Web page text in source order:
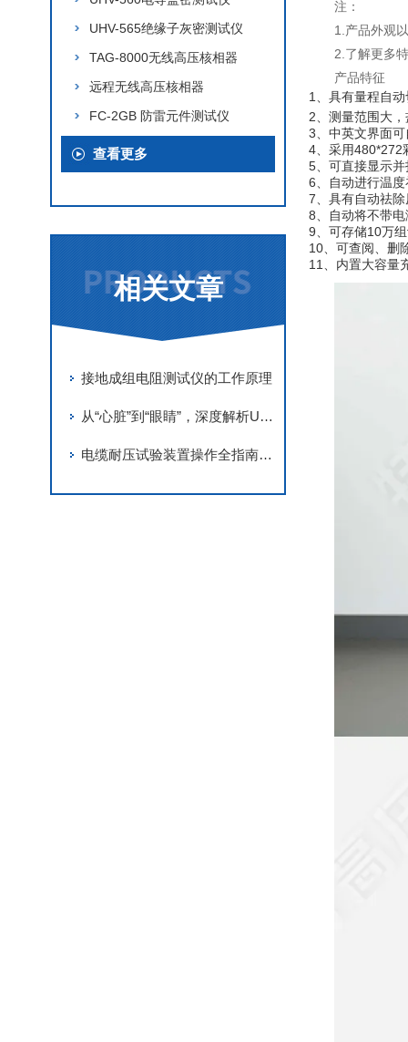
UHV-565绝缘子灰密测试仪
TAG-8000无线高压核相器
远程无线高压核相器
FC-2GB 防雷元件测试仪
查看更多
相关文章
接地成组电阻测试仪的工作原理
从“心脏”到“眼睛”，深度解析UHV电缆交流耐压串联谐振的精密结构
电缆耐压试验装置操作全指南：安全与效率并重的关键要点
注：
1.产品外观
2.了解更多
产品特征
1、具有量程自
2、测量范围大
3、中英文界面
4、采用480*272
5、可直接显示
6、自动进行温
7、具有自动祛
8、自动将不带
9、可存储10万
10、可查阅、删
11、内置大容量